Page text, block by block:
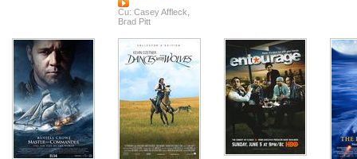
Cu: Casey Affleck
Brad Pitt